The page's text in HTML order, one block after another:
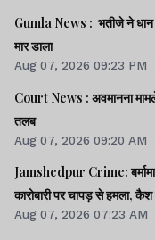
Gumla News : भतीजे ने धान
मार डाला
Aug 07, 2026 09:23 PM
Court News : अवमानना मामले में हाईकोर्ट ने पलामू डीसी को किया
तलब
Aug 07, 2026 09:20 AM
Jamshedpur Crime:
कारोबारी पर चापड़ से हमला,
Aug 07, 2026 07:23 AM